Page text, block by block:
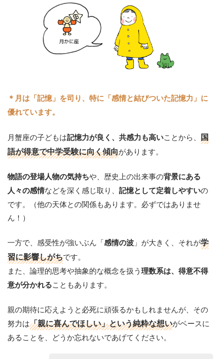
＊月は「記憶」を司り、特に「感情と結びついた記憶力」に
優れています。
月蟹座の子どもは記憶力が良く、共感力も高いことから、 国
語が得意で中学受験に向く傾向があります。
物語の登場人物の気持ちや、歴史上の出来事の背景にある
人々の感情などを深く感じ取り、 記憶として定着しやすいの
です。（他の天体との関係もあります。必ずではありませ
ん！）
一方で、感受性が強いぶん「感情の波 」が大きく、それが学
習に影響しがちです。
また、論理的思考や抽象的な概念を扱う理数系は、得意不得
意が分かれることもあります。
親の期待に応えようと必死に頑張るかもしれませんが、その
努力は「親に喜んでほしい」という純粋な想いがベースに
あることを、どうか忘れないであげてください。